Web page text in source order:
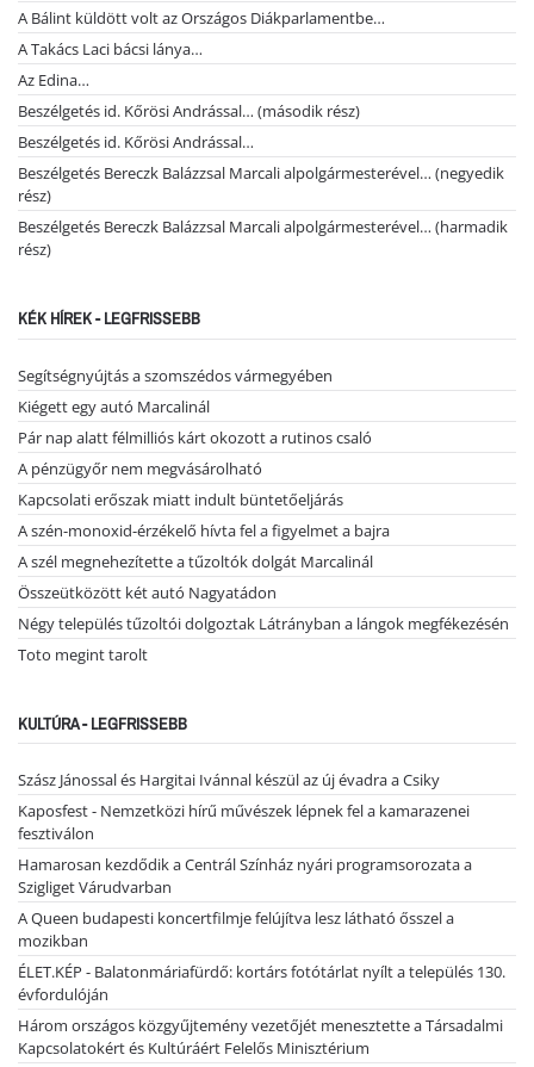
A Bálint küldött volt az Országos Diákparlamentbe…
A Takács Laci bácsi lánya…
Az Edina…
Beszélgetés id. Kőrösi Andrással… (második rész)
Beszélgetés id. Kőrösi Andrással…
Beszélgetés Bereczk Balázzsal Marcali alpolgármesterével… (negyedik
rész)
Beszélgetés Bereczk Balázzsal Marcali alpolgármesterével… (harmadik
rész)
KÉK HÍREK - LEGFRISSEBB
Segítségnyújtás a szomszédos vármegyében
Kiégett egy autó Marcalinál
Pár nap alatt félmilliós kárt okozott a rutinos csaló
A pénzügyőr nem megvásárolható
Kapcsolati erőszak miatt indult büntetőeljárás
A szén-monoxid-érzékelő hívta fel a figyelmet a bajra
A szél megnehezítette a tűzoltók dolgát Marcalinál
Összeütközött két autó Nagyatádon
Négy település tűzoltói dolgoztak Látrányban a lángok megfékezésén
Toto megint tarolt
KULTÚRA - LEGFRISSEBB
Szász Jánossal és Hargitai Ivánnal készül az új évadra a Csiky
Kaposfest - Nemzetközi hírű művészek lépnek fel a kamarazenei
fesztiválon
Hamarosan kezdődik a Centrál Színház nyári programsorozata a
Szigliget Várudvarban
A Queen budapesti koncertfilmje felújítva lesz látható ősszel a
mozikban
ÉLET.KÉP - Balatonmáriafürdő: kortárs fotótárlat nyílt a település 130.
évfordulóján
Három országos közgyűjtemény vezetőjét menesztette a Társadalmi
Kapcsolatokért és Kultúráért Felelős Minisztérium